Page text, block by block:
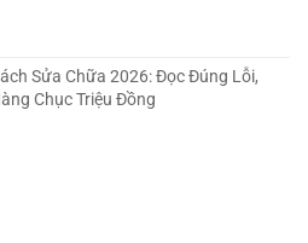
Sửa Chữa 2026: Đọc Đúng Lỗi,
Chục Triệu Đồng